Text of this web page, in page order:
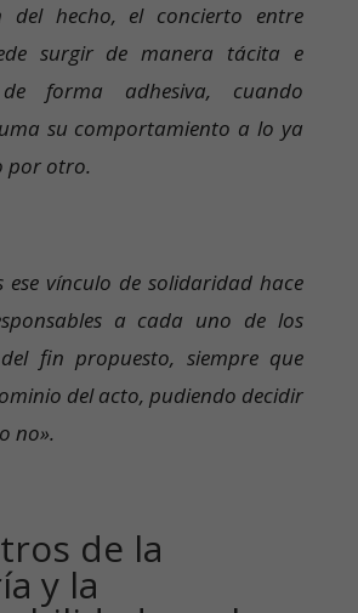
del hecho, el concierto entre
surgir de manera tácita e
forma adhesiva, cuando
su comportamiento a lo ya
por otro.
ese vínculo de solidaridad hace
a cada uno de los
fin propuesto, siempre que
del acto, pudiendo decidir
no».
de la
y la